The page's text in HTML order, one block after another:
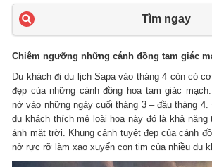
Tìm ngay
Chiêm ngưỡng những cánh đồng tam giác
Du khách đi du lịch Sapa vào tháng 4 còn có
đẹp của những cánh đồng hoa tam giác
nở vào những ngày cuối tháng 3 – đầu tháng
du khách thích mê loài hoa này đó là khả năng
ánh mặt trời. Khung cảnh tuyệt đẹp của cánh
nở rực rỡ làm xao xuyến con tim của nhiều du